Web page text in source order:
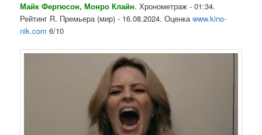
Майк Фергюсон, Монро Клайн. Хронометраж - 01:34.
Рейтинг R. Премьера (мир) - 16.08.2024. Оценкаwww.kino-
nik.com 6/10